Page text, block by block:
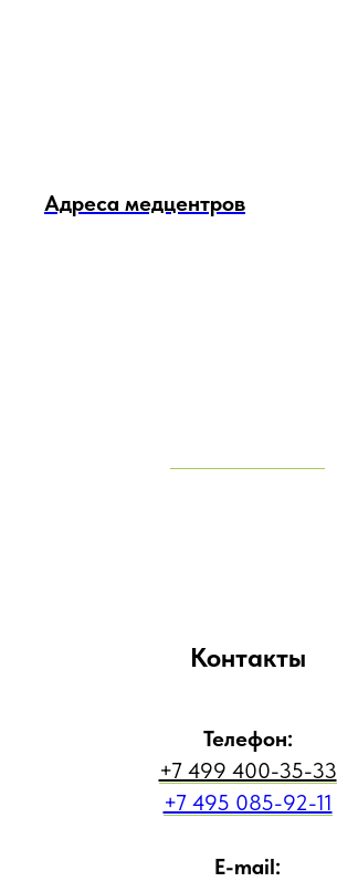
Адреса медцентров
Контакты
Телефон:
+7 499 400-35-33
+7 495 085-92-11
E-mail: